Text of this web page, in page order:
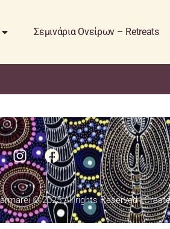
Σεμινάρια Ονείρων – Retreats
© 2025 All rights Reserved |